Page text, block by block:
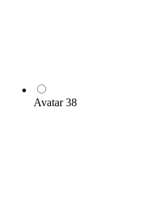
Avatar 38